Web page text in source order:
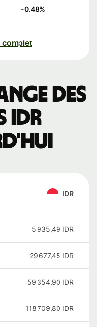
-0.48%
complet
des
IDR
IDR
5 935,49 IDR
29 677,45 IDR
59 354,90 IDR
118 709,80 IDR